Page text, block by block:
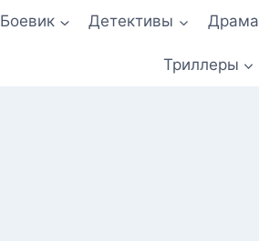
Боевик Детективы Драма
Триллеры